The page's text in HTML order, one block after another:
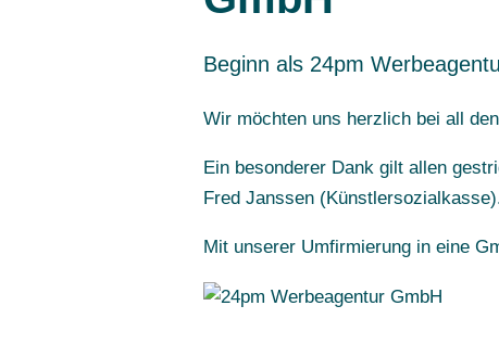
Beginn als 24pm
Wir möchten uns herzlich bei all
Ein besonderer Dank gilt allen
Fred Janssen
Mit unserer Umfirmierung in eine